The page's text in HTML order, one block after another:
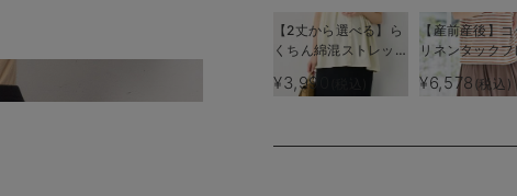
微光沢としなやかさで大人気
【2丈から選べる】ら
くちん綿混ストレッチ
リブナロースカート
マタニティ・産後【出
¥3,990
【産前産後】コ
リネンタックフ
カート【出産後
使える】
¥6,578 (税込)